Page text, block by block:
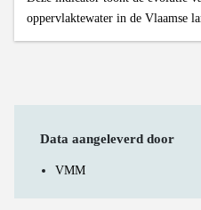
oppervlaktewater in de Vlaamse
Data aangeleverd door
VMM